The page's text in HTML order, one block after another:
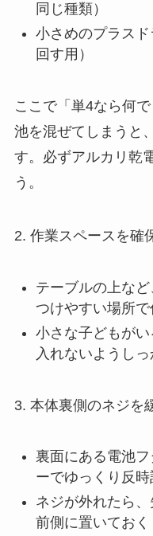
同じ種類）
小さめのプラス
回す用）
ここで「単4なら何
池を混ぜてしまうと
す。必ずアルカリ乾
う。
2. 作業スペースを確
テーブルの上な
つけやすい場所で
小さな子どもが
入れないようし
3. 本体裏側のネジを
裏面にある電池
ーでゆっくり反
ネジが外れたら
前側に置いておく